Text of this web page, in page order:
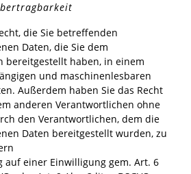
die Sie betreffenden
Daten, die Sie dem
bereitgestellt haben, in einem
und maschinenlesbaren
Außerdem haben Sie das Recht
anderen Verantwortlichen ohne
den Verantwortlichen, dem die
Daten bereitgestellt wurden, zu
auf einer Einwilligung gem. Art. 6